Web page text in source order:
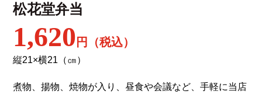
松花堂弁当
1,620 円（税込）
縦21×横21（㎝）
煮物、揚物、焼物が入り、昼食や会議など、手軽に当店